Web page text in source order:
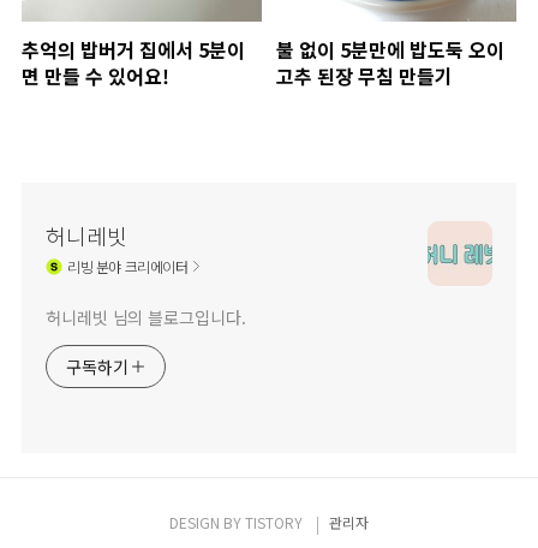
추억의 밥버거 집에서 5분이
면 만들 수 있어요!
불 없이 5분만에 밥도둑 오이
고추 된장 무침 만들기
허니레빗
리빙분야 크리에이터
허니레빗 님의 블로그입니다.
구독하기
DESIGN BYTISTORY 관리자